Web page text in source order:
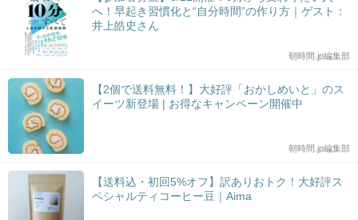
へ！早起き習慣化と“自分時間”の作り方｜ゲスト：
井上皓史さん
朝時間.jp編集部
【2個で送料無料！】大好評「おかしめいと」のス
イーツ新登場 | お得なキャンペーン開催中
朝時間.jp編集部
【送料込・初回5%オフ】訳ありおトク！大好評ス
ペシャルティコーヒー豆｜Aima